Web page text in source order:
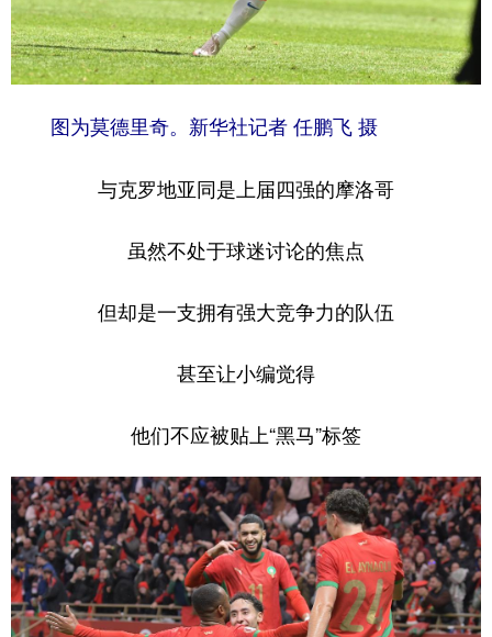
图为莫德里奇。新华社记者 任鹏飞 摄
与克罗地亚同是上届四强的摩洛哥
虽然不处于球迷讨论的焦点
但却是一支拥有强大竞争力的队伍
甚至让小编觉得
他们不应被贴上“黑马”标签